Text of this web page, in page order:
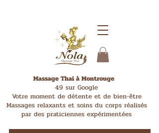
Massage Thai à Montrouge
4.9 sur Google
​ Votre moment de détente et de bien-être
relaxants et soins du corps réalisés
par des praticiennes expérimentées